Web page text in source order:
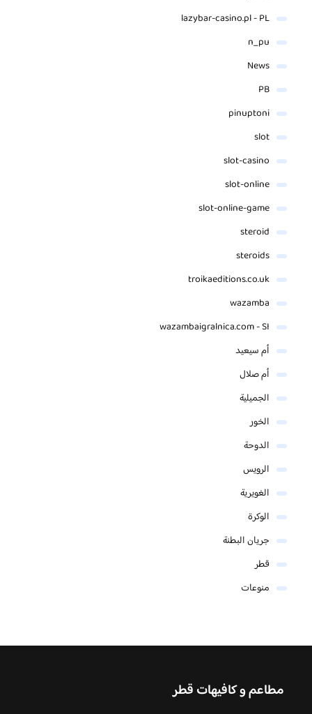
lazybar-casino.pl - PL
n_pu
News
PB
pinuptoni
slot
slot-casino
slot-online
slot-online-game
steroid
steroids
troikaeditions.co.uk
wazamba
wazambaigralnica.com - SI
أم سيعيد
أم صلال
الجميلية
الخور
الدوحة
الرويس
الغويرية
الوكرة
جريان البطنة
قطر
منوعات
مطاعم و كافيهات قطر